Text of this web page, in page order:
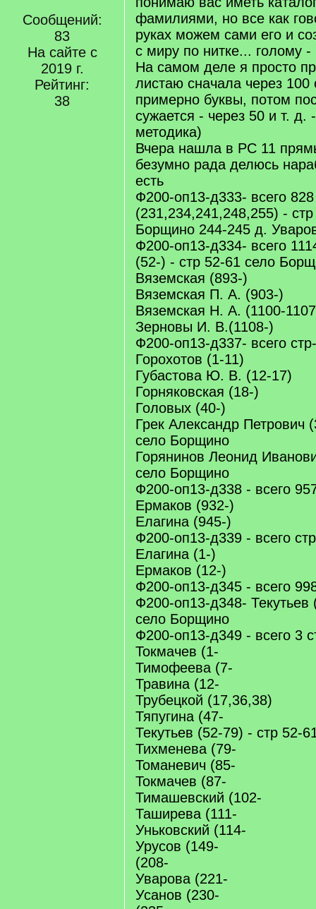
Сообщений:
83
На сайте с
2019 г.
Рейтинг:
38
фамилиями, но все как
руках можем сами его и
с миру по нитке... голому -
На самом деле я просто
листаю сначала через
примерно буквы, потом
сужается - через 50 и т. д.
методика)
Вчера нашла в РС 11
безумно рада делюсь
есть
Ф200-оп13-д333- всего
(231,234,241,248,255) -
Борщино 244-245 д.
Ф200-оп13-д334- всего
(52-) - стр 52-61 село
Вяземская (893-)
Вяземская П. А. (903-)
Вяземская Н. А. (1100-
Зерновы И. В.(1108-)
Ф200-оп13-д337- всего
Горохотов (1-11)
Губастова Ю. В. (12-17)
Горняковская (18-)
Головых (40-)
Грек Александр Петрович
село Борщино
Горянинов Леонид
село Борщино
Ф200-оп13-д338 - всего
Ермаков (932-)
Елагина (945-)
Ф200-оп13-д339 - всего стр
Елагина (1-)
Ермаков (12-)
Ф200-оп13-д345 - всего
Ф200-оп13-д348- Текутьев
село Борщино
Ф200-оп13-д349 - всего 3
Токмачев (1-
Тимофеева (7-
Травина (12-
Трубецкой (17,36,38)
Тяпугина (47-
Текутьев (52-79) - стр 52-
Тихменева (79-
Томаневич (85-
Токмачев (87-
Тимашевский (102-
Таширева (111-
Уньковский (114-
Урусов (149-
(208-
Уварова (221-
Усанов (230-